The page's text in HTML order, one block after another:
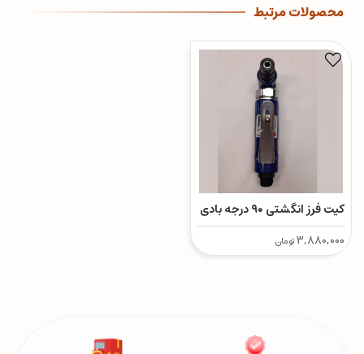
محصولات مرتبط
کیت فرز انگشتی ۹۰ درجه بادی
3,880,000تومان